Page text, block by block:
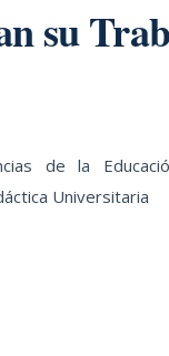
su
de la
Universitaria